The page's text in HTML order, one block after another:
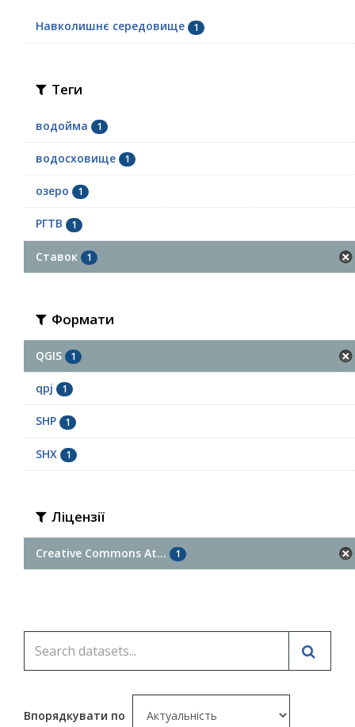
Навколишнє середовище 1
Теги
водойма 1
водосховище 1
озеро 1
РГТВ 1
Ставок 1
Формати
QGIS 1
qpj 1
SHP 1
SHX 1
Ліцензії
Creative Commons At... 1
Впорядкувати по